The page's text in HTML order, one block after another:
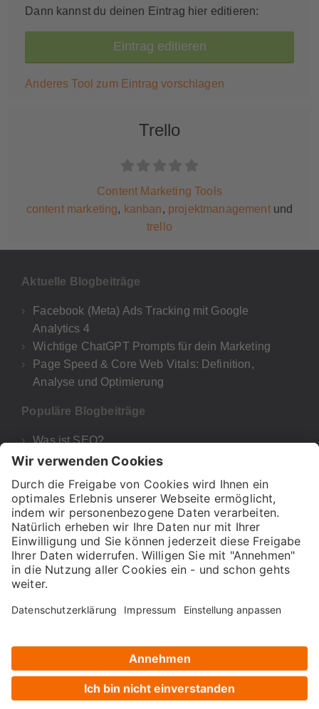
Dann kannst du deinen Eintrag hier editieren:
Eintrag editieren
Anderes Tool zum Eintrag vorschlagen
Trello
Content Marketing Tools
content marketing, kanban, projektmanagementund
trello
Aktuelle Blogbeiträge
Facebook (Meta) Ads Tracking mit Google
Analytics 4
Wichtige ChatGPT Prompts für dein Marketing
Page Speed & Core Web Vitals: Definition,
Analyse und Optimierung
Populäre Blogbeiträge
Was ist SEO?
Google Analytics 4
Was bedeutet E-A-T für deine SEO und Google?
H1, H2 & Co! – Wie wichtig sind Überschriften für
SEO?
Über uns Presse
Datenschutz AGB Anmeldung Newsletter
Gepflegt und entwickelt mit sehr viel ♥ in München